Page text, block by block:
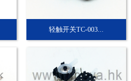
轻触开关TC-003...